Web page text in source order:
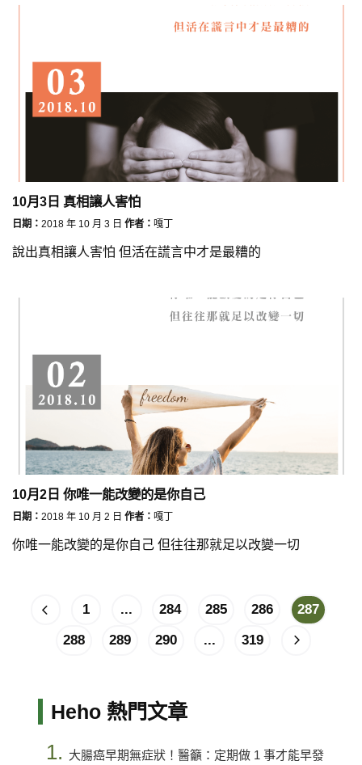
10月3日 真相讓人害怕
日期： 2018 年 10 月 3 日 作者： 嘎丁
說出真相讓人害怕 但活在謊言中才是最糟的
10月2日 你唯一能改變的是你自己
日期： 2018 年 10 月 2 日 作者： 嘎丁
你唯一能改變的是你自己 但往往那就足以改變一切
1 ... 284 285 286
287
288
289 290 ... 319
Heho 熱門文章
1. 大腸癌早期無症狀！醫籲：定期做 1 事才能早發